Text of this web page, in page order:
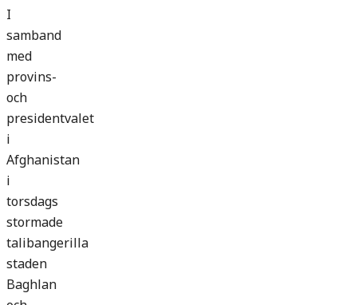
I
samband
med
provins-
och
presidentvalet
i
Afghanistan
i
torsdags
stormade
talibangerilla
staden
Baghlan